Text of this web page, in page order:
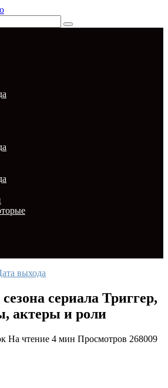
выхода
сериала Триггер,
актеры и роли
На чтение 4 мин Просмотров 268009